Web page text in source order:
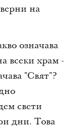
на
означава
всеки храм -
"Свят"?
свети
дни. Това